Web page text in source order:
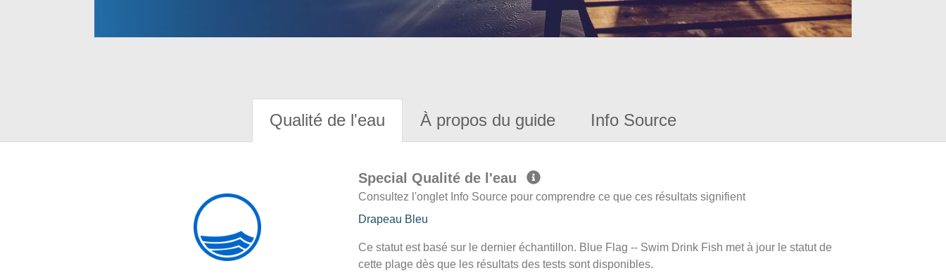
Qualité de l'eau À propos du guide Info Source
Special Qualité de l'eau
Consultez l'onglet Info Source pour comprendre ce que ces résultats signifient
Drapeau Bleu
Ce statut est basé sur le dernier échantillon. Blue Flag -- Swim Drink Fish met à jour le statut de
cette plage dès que les résultats des tests sont disponibles.